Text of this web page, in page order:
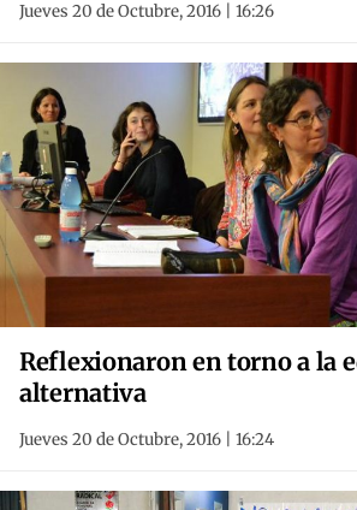
Jueves 20 de Octubre, 2016 | 16:26
Reflexionaron en torno a la
alternativa
Jueves 20 de Octubre, 2016 | 16:24